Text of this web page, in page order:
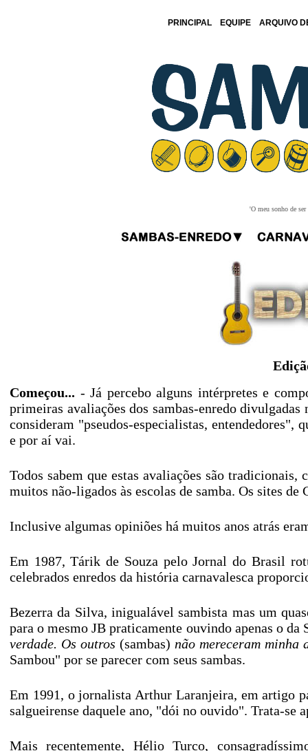
PRINCIPAL EQUIPE ARQUIVO
'O meu sonho de
Começou... - Já percebo alguns intérpretes e
primeiras avaliações dos sambas-enredo
consideram "pseudos-especialistas, entendedores",
e por aí vai.
Todos sabem que estas avaliações são
muitos não-ligados às escolas de samba. Os sites
Inclusive algumas opiniões há muitos anos atrás
Em 1987, Tárik de Souza pelo Jornal do Brasil
celebrados enredos da história carnavalesca
Bezerra da Silva, inigualável sambista mas um
para o mesmo JB praticamente ouvindo apenas o da
verdade. Os outros (sambas) não mereceram minha
Sambou" por se parecer com seus sambas.
Em 1991, o jornalista Arthur Laranjeira, em artigo
salgueirense daquele ano, "dói no ouvido". Trata-se
Mais recentemente, Hélio Turco,